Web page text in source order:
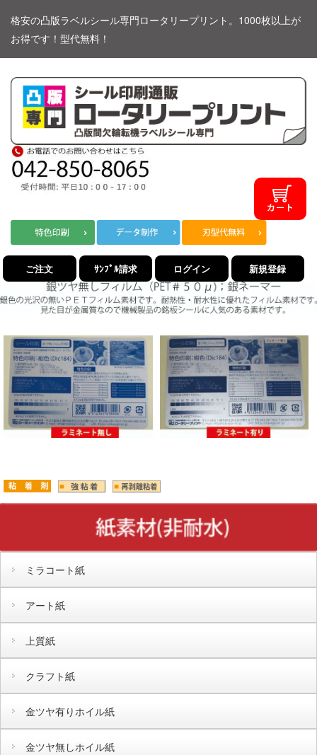
格安の凸版ラベルシール専門ロータリープリント。1000枚以上が
お得です！型代無料！
ご注文 ｻﾝﾌﾟﾙ請求 ログイン 新規登録
ミラコート紙
アート紙
上質紙
クラフト紙
金ツヤ有りホイル紙
金ツヤ無しホイル紙